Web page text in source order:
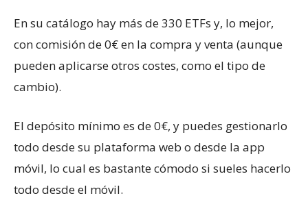
En su catálogo hay más de 330 ETFs y, lo mejor,
con comisión de 0€ en la compra y venta (aunque
pueden aplicarse otros costes, como el tipo de
cambio).
El depósito mínimo es de 0€, y puedes gestionarlo
todo desde su plataforma web o desde la app
móvil, lo cual es bastante cómodo si sueles hacerlo
todo desde el móvil.